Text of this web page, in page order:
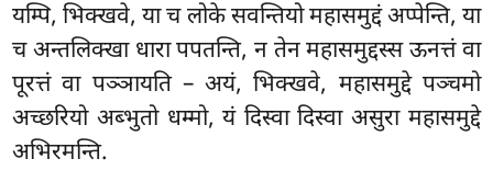
यम्पि, भिक्खवे, या च लोके सवन्तियो महासमुद्दं अप्पेन्ति, या
चअन्तलिक्खा धारा पपतन्ति, न तेन महासमुद्दस्स ऊनत्तं वा
पूरत्तं वा पञ्ञायति – अयं, भिक्खवे, महासमुद्दे पञ्चमो
अच्छरियो अब्भुतो धम्मो, यं दिस्वा दिस्वा असुरा महासमुद्दे
अभिरमन्ति.